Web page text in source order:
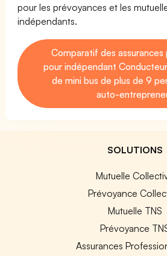
pour les prévoyances et les
indépendants.
Comparatif des assurances
pour indépendant
de mini bus de plus de 9
auto-
SOLUTIONS
Mutuelle
Prévoyance
Mutuelle TNS
Prévoyance
Assurances